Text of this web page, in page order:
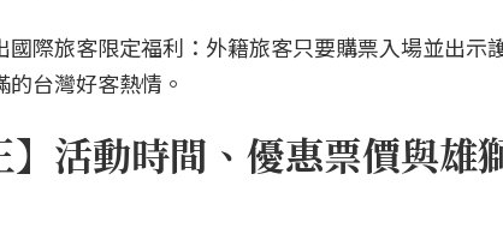
際旅客限定福利：外籍旅客只要購票入場並出示
台灣好客熱情。
】活動時間、優惠票價與雄